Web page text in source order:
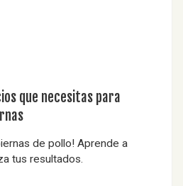
que necesitas para
de pollo! Aprende a
tus resultados.